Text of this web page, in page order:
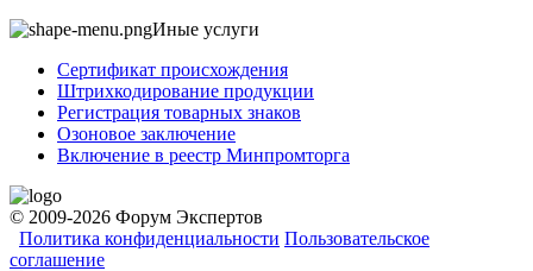
Иные услуги
Сертификат происхождения
Штрихкодирование продукции
Регистрация товарных знаков
Озоновое заключение
Включение в реестр Минпромторга
© 2009-2026 Форум Экспертов
Политика конфиденциальности Пользовательское
соглашение